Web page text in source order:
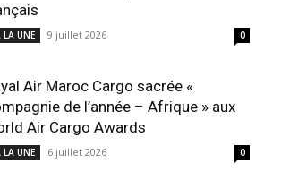
LA UNE 9 juillet 2026 0
Air Maroc Cargo sacrée «
de l’année – Afrique » aux
Air Cargo Awards
LA UNE 6 juillet 2026 0